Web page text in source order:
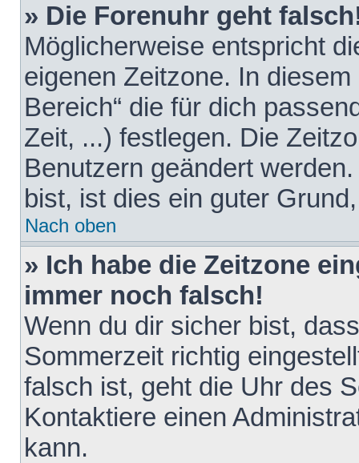
» Die Forenuhr geht
Möglicherweise entspricht
eigenen Zeitzone. In
Bereich“ die für dich
Zeit, ...) festlegen. Die
Benutzern geändert
bist, ist dies ein guter
Nach oben
» Ich habe die Zeitzone
immer noch falsch!
Wenn du dir sicher bist,
Sommerzeit richtig
falsch ist, geht die Uhr des
Kontaktiere einen
kann.